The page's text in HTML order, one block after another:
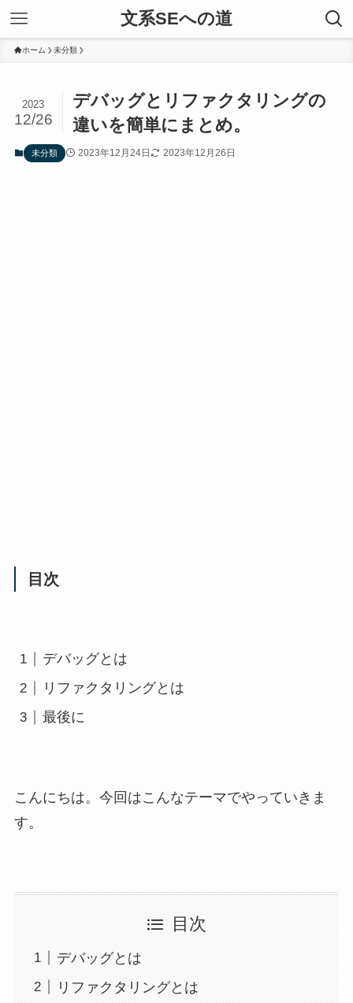
文系SEへの道
ホーム 未分類
デバッグとリファクタリングの
違いを簡単にまとめ。
2023
12/26
未分類 2023年12月24日 2023年12月26日
目次
デバッグとは
リファクタリングとは
最後に
こんにちは。今回はこんなテーマでやっていきま
す。
目次
デバッグとは
リファクタリングとは